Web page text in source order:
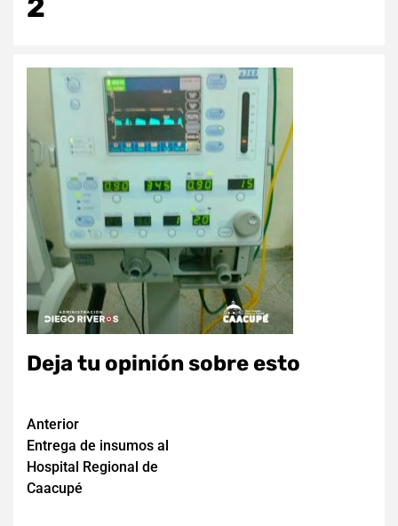
2
Deja tu opinión sobre esto
Navegación
de
entradas
Anterior
Entrega de insumos al
Hospital Regional de
Caacupé